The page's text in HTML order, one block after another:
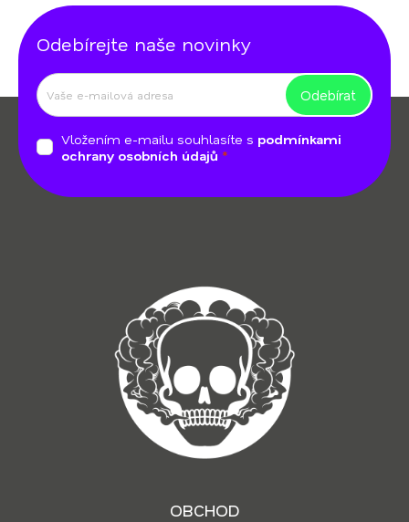
Odebírejte naše novinky
Vložením e-mailu souhlasíte s podmínkami
ochrany osobních údajů
Odebírat
OBCHOD